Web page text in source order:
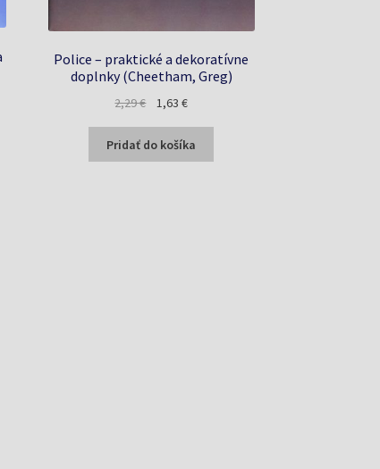
Police – praktické a dekoratívne
doplnky (Cheetham, Greg)
2,29€
Pôvodná
bola:
2,29 €.
1,63€Aktuálna
je:
1,63 €.
Pridať do košíka